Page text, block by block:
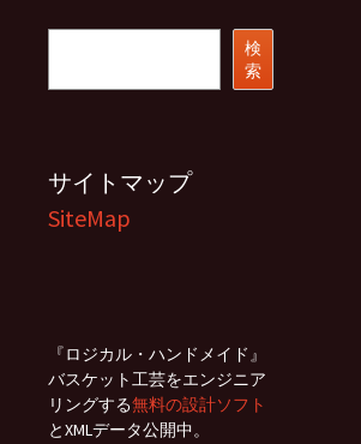
検
索
サイトマップ
SiteMap
『ロジカル・ハンドメイド』
バスケット工芸をエンジニア
リングする無料の設計ソフト
とXMLデータ公開中。